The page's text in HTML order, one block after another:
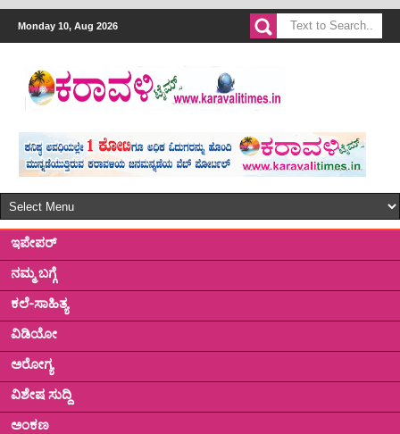
Monday 10, Aug 2026
ಇಪೇಪರ್
ನಮ್ಮ ಬಗ್ಗೆ
ಕಲೆ-ಸಾಹಿತ್ಯ
ವಿಡಿಯೋ
ಅರೋಗ್ಯ
ವಿಶೇಷ ಸುದ್ದಿ
ಅಂಕಣ